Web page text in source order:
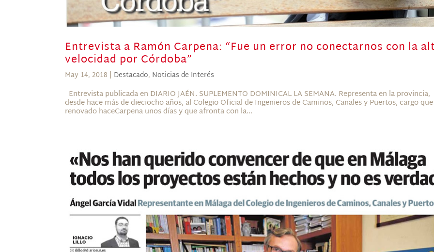
Entrevista a Ramón Carpena: “Fue un error no conectarnos con la
velocidad por Córdoba”
May 14, 2018 | Destacado, Noticias de Interés
Entrevista publicada en DIARIO JAÉN. SUPLEMENTO DOMINICAL LA SEMANA. Representa en la provincia,
desde hace más de dieciocho años, al Colegio Oficial de Ingenieros de Caminos, Canales y Puertos, cargo
renovado haceCarpena unos días y que afronta con la...